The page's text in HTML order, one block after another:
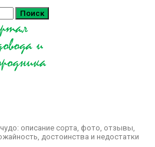
описание сорта, фото, отзывы,
достоинства и недостатки